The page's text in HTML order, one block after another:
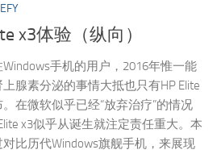
x3体验（纵向）
手机的用户，2016年惟一能
腺素分泌的事情大抵也只有HP Elite
在微软似乎已经“放弃治疗”的情况
x3似乎从诞生就注定责任重大。本
比历代Windows旗舰手机，来展现